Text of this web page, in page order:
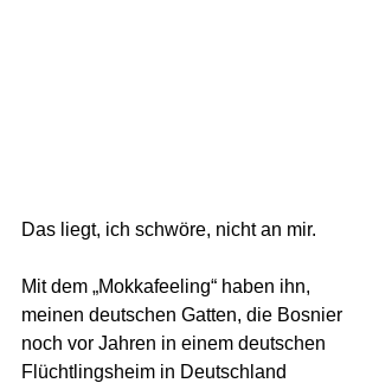
Das liegt, ich schwöre, nicht an mir.
Mit dem „Mokkafeeling“ haben ihn,
meinen deutschen Gatten, die Bosnier
noch vor Jahren in einem deutschen
Flüchtlingsheim in Deutschland